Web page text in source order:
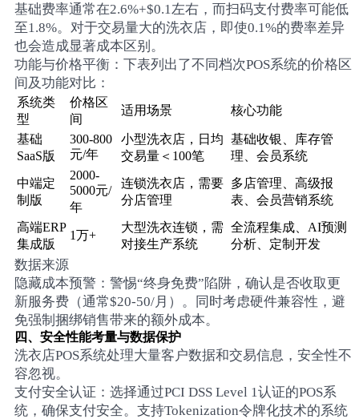
基础费率通常在2.6%+$0.1左右，而扫码支付费率可能低
至1.8%。对于交易量大的洗衣店，即使0.1%的费率差异
也会造成显著成本区别。
功能与价格平衡：下表列出了不同档次POS系统的价格区
间及功能对比：
系统类
型
价格区
间
适用场景 核心功能
基础
SaaS版
300-800
元/年
小型洗衣店，日均
交易量＜100笔
基础收银、库存管
理、会员系统
中端定
制版
2000-
5000元/
年
连锁洗衣店，需要
分店管理
多店管理、高级报
表、会员营销系统
高端ERP
集成版
1万+
大型洗衣连锁，需
对接生产系统
全流程集成、AI预测
分析、定制开发
数据来源
隐藏成本预警：警惕“终身免费”陷阱，确认是否收取更
新服务费（通常$20-50/月）。同时考虑硬件兼容性，避
免强制捆绑销售带来的额外成本。
四、安全性能考量与数据保护
洗衣店POS系统处理大量客户数据和交易信息，安全性不
容忽视。
支付安全认证：选择通过PCI DSS Level 1认证的POS系
统，确保支付安全。支持Tokenization令牌化技术的系统